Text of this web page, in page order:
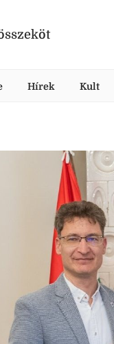
Hírek Kult